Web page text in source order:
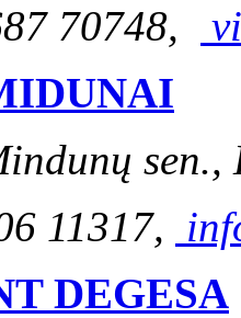
70748,
11317,
DEGESA